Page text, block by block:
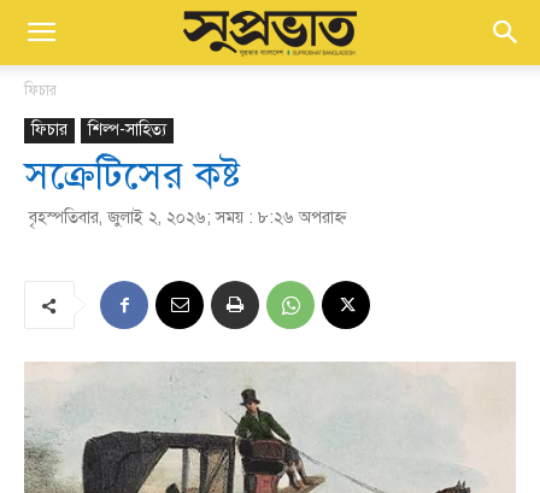
ফিচার
ফিচার শিল্প-সাহিত্য
সক্রেটিসের কষ্ট
বৃহস্পতিবার, জুলাই ২, ২০২৬; সময় : ৮:২৬ অপরাহ্ণ